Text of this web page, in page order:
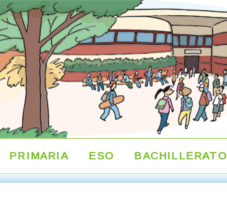
PRIMARIA ESO BACHILLERATO